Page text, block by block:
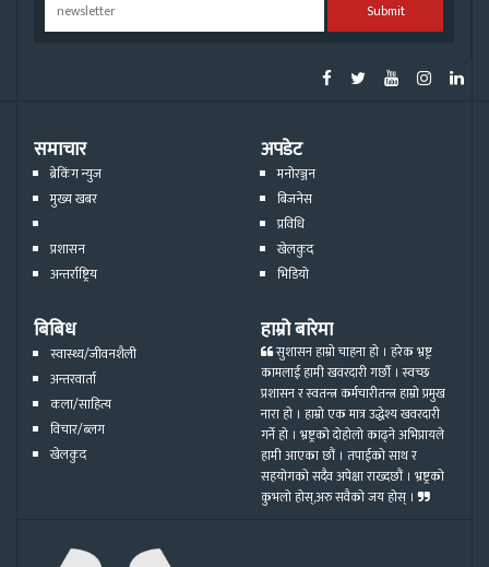
Submit
समाचार
ब्रेकिंग न्युज
मुख्य खबर
प्रशासन
अन्तर्राष्ट्रिय
अपडेट
मनोरञ्जन
बिजनेस
प्रविधि
खेलकुद
भिडियो
बिबिध
स्वास्थ्य/जीवनशैली
अन्तरवार्ता
कला/साहित्य
विचार/ब्लग
खेलकुद
हाम्रो बारेमा
सुशासन हाम्रो चाहना हो । हरेक भ्रष्ट्र
कामलाई हामी खवरदारी गर्छौ । स्वच्छ
प्रशासन र स्वतन्त्र कर्मचारीतन्त्र हाम्रो प्रमुख
नारा हो । हाम्रो एक मात्र उद्धेश्य खवरदारी
गर्ने हो । भ्रष्ट्रको दोहोलो काढ्ने अभिप्रायले
हामी आएका छौं । तपाईको साथ र
सहयोगको सदैव अपेक्षा राख्दछौं । भ्रष्ट्रको
कुभलो होस्,अरु सवैको जय होस् ।